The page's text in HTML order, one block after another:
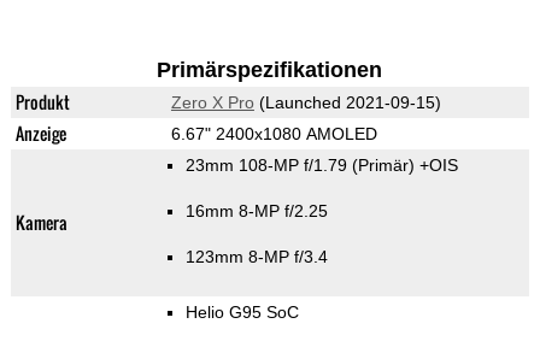
Primärspezifikationen
Produkt Zero X Pro(Launched 2021-09-15)
Anzeige 6.67" 2400x1080 AMOLED
Kamera
23mm 108-MP f/1.79 (Primär) +OIS
16mm 8-MP f/2.25
123mm 8-MP f/3.4
Helio G95 SoC